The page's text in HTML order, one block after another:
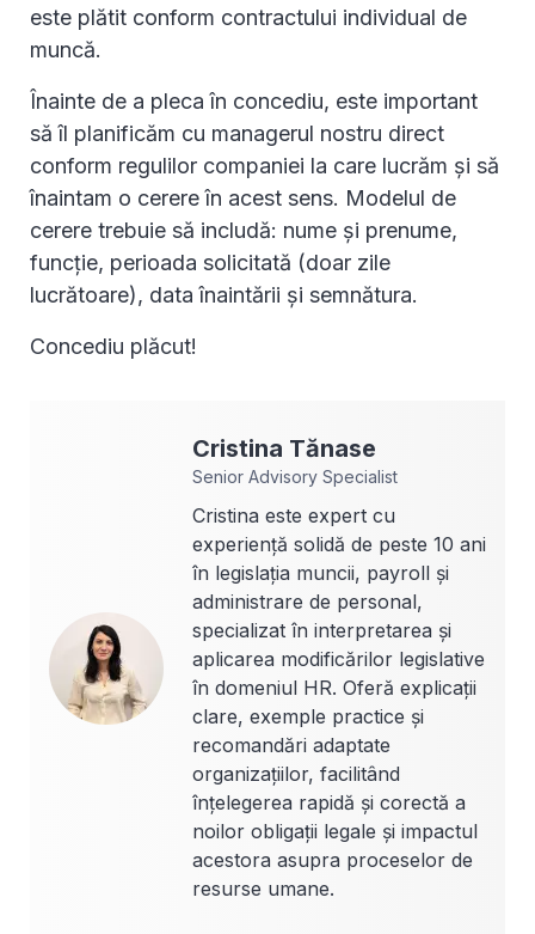
este plătit conform contractului individual de
muncă.
Înainte de a pleca în concediu, este important
să îl planificăm cu managerul nostru direct
conform regulilor companiei la care lucrăm și să
înaintam o cerere în acest sens. Modelul de
cerere trebuie să includă: nume și prenume,
funcție, perioada solicitată (doar zile
lucrătoare), data înaintării și semnătura.
Concediu plăcut!
Cristina Tănase
Senior Advisory Specialist
Cristina este expert cu
experiență solidă de peste 10 ani
în legislația muncii, payroll și
administrare de personal,
specializat în interpretarea și
aplicarea modificărilor legislative
în domeniul HR. Oferă explicații
clare, exemple practice și
recomandări adaptate
organizațiilor, facilitând
înțelegerea rapidă și corectă a
noilor obligații legale și impactul
acestora asupra proceselor de
resurse umane.